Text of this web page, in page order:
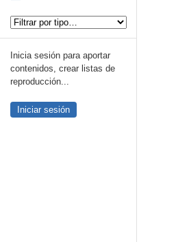
Inicia sesión para aportar
contenidos, crear listas de
reproducción...
Iniciar sesión